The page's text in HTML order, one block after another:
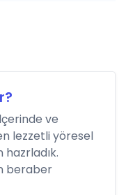
ve
lezzetli yöresel
beraber